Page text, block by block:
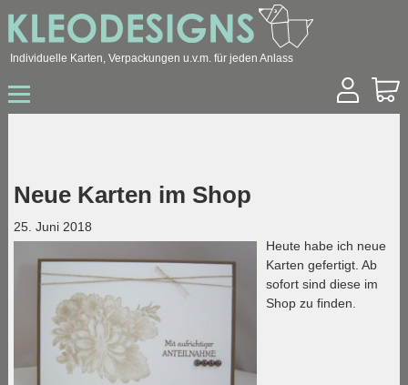
Individuelle Karten, Verpackungen u.v.m. für jeden Anlass
Geburt / Taufe
Trauer
Ostern
Weihnachten
Geschäftskunden
Über mich
Archiv
Neue Karten im Shop
25. Juni 2018
Heute habe ich neue
Karten gefertigt. Ab
sofort sind diese im
Shop zu finden.